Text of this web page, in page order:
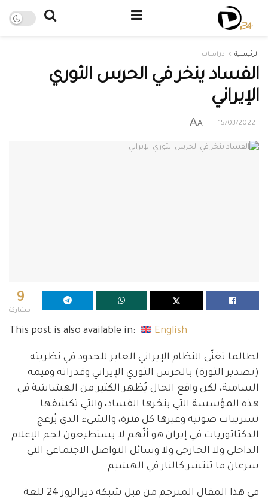
الرئيسية دراسات
الفساد ينخر في الحرس الثوري
الإيراني
15/03/2022
A
A
9
مشاركة
This post is also available in: English
لطالما تغنّى النظام الإيراني العابر للحدود في نظريته
(تصدير الثورة) بالحرس الثوري الإيراني وقدراته وقيمه
السامية، لكن واقع الحال يُظهر الكثير من الهشاشة في
هذه المؤسسة التي ينخرها الفساد، والتي تكشفها
تسريبات صوتية وغيرها كل فترة، والشيء الذي يُزعج
الدكتاتوريات في إيران هو أنّهم لا يستطيعون لجم الإعلام
الداخلي ولا الخارجي ولا وسائل التواصل الاجتماعي التي
سرعان ما تنتشر كالنار في الهشيم.
في هذا المقال المترجم من قبل شبكة ديرالزور 24 للغة